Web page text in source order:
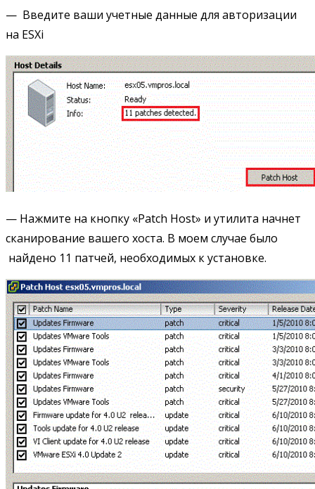
— Введите ваши учетные данные для авторизации
на ESXi
— Нажмите на кнопку «Patch Host» и утилита начнет
сканирование вашего хоста. В моем случае было
найдено 11 патчей, необходимых к установке.